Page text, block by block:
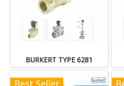
BURKERT TYPE 6281